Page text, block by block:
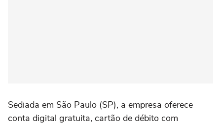
Sediada em São Paulo (SP), a empresa oferece
conta digital gratuita, cartão de débito com